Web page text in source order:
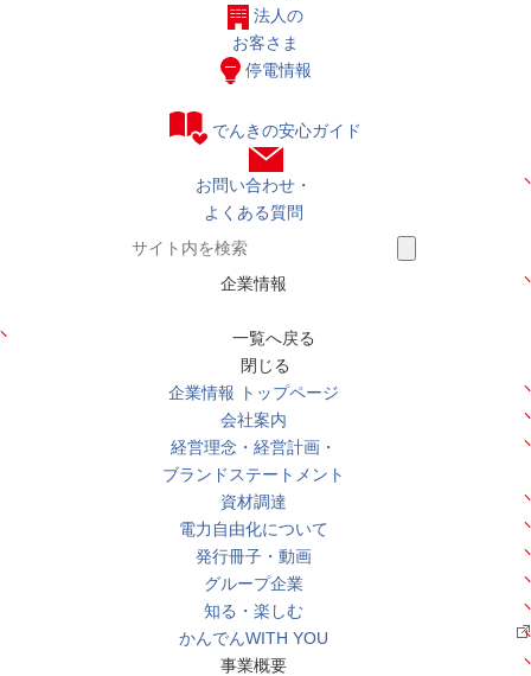
法人の
お客さま
停電情報
でんきの安心ガイド
お問い合わせ・
よくある質問
企業情報
一覧へ戻る
閉じる
企業情報 トップページ
会社案内
経営理念・経営計画・
ブランドステートメント
資材調達
電力自由化について
発行冊子・動画
グループ企業
知る・楽しむ
かんでんWITH YOU
事業概要